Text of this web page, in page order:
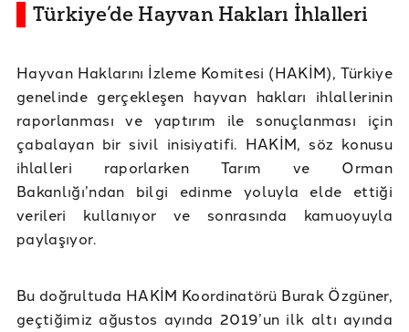
Türkiye’de Hayvan Hakları İhlalleri
Hayvan Haklarını İzleme Komitesi (HAKİM), Türkiye
genelinde gerçekleşen hayvan hakları ihlallerinin
raporlanması ve yaptırım ile sonuçlanması için
çabalayan bir sivil inisiyatifi. HAKİM, söz konusu
ihlalleri raporlarken Tarım ve Orman
Bakanlığı’ndan bilgi edinme yoluyla elde ettiği
verileri kullanıyor ve sonrasında kamuoyuyla
paylaşıyor.
Bu doğrultuda HAKİM Koordinatörü Burak Özgüner,
geçtiğimiz ağustos ayında 2019’un ilk altı ayında